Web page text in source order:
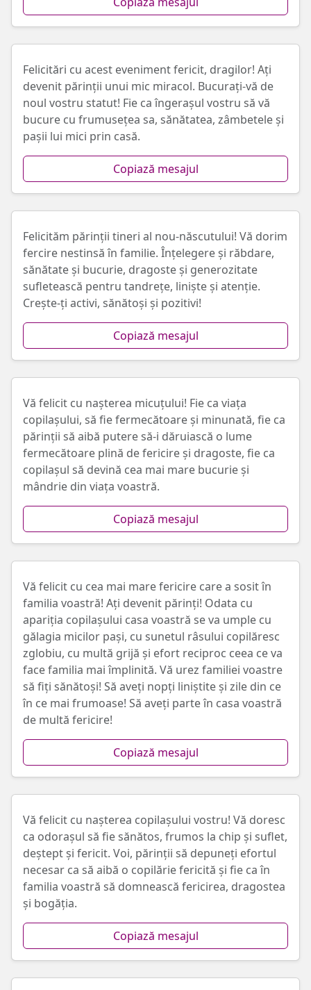
Felicitări cu acest eveniment fericit, dragilor! Ați
devenit părinții unui mic miracol. Bucurați-vă de
noul vostru statut! Fie ca îngerașul vostru să vă
bucure cu frumusețea sa, sănătatea, zâmbetele și
pașii lui mici prin casă.
Copiază mesajul
Felicităm părinții tineri al nou-născutului! Vă dorim
fercire nestinsă în familie. Înțelegere și răbdare,
sănătate și bucurie, dragoste și generozitate
sufletească pentru tandrețe, liniște și atenție.
Crește-ți activi, sănătoși și pozitivi!
Copiază mesajul
Vă felicit cu nașterea micuțului! Fie ca viața
copilașului, să fie fermecătoare și minunată, fie ca
părinții să aibă putere să-i dăruiască o lume
fermecătoare plină de fericire și dragoste, fie ca
copilașul să devină cea mai mare bucurie și
mândrie din viața voastră.
Copiază mesajul
Vă felicit cu cea mai mare fericire care a sosit în
familia voastră! Ați devenit părinți! Odata cu
apariția copilașului casa voastră se va umple cu
gălagia micilor pași, cu sunetul râsului copilăresc
zglobiu, cu multă grijă și efort reciproc ceea ce va
face familia mai împlinită. Vă urez familiei voastre
să fiți sănătoși! Să aveți nopți liniștite și zile din ce
în ce mai frumoase! Să aveți parte în casa voastră
de multă fericire!
Copiază mesajul
Vă felicit cu nașterea copilașului vostru! Vă doresc
ca odorașul să fie sănătos, frumos la chip și suflet,
deștept și fericit. Voi, părinții să depuneți efortul
necesar ca să aibă o copilărie fericită și fie ca în
familia voastră să domnească fericirea, dragostea
și bogăția.
Copiază mesajul